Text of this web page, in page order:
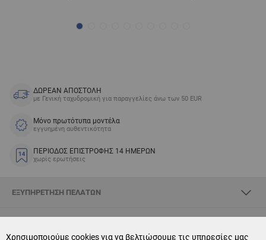
Χρησιμοποιούμε cookies για να βελτιώσουμε τις υπηρεσίες μας
ΔΩΡΕΑΝ ΑΠΟΣΤΟΛΗ
με Γενική ταχυδρομική για παραγγελίες άνω των 50 EUR
Μόνο πρωτότυπα μοντέλα
εγγυημένη αυθεντικότητα
ΠΕΡΙΟΔΟΣ ΕΠΙΣΤΡΟΦΗΣ 14 ΗΜΕΡΩΝ
χωρίς ερωτήσεις
ΕΞΥΠΗΡΈΤΗΣΗ ΠΕΛΑΤΏΝ